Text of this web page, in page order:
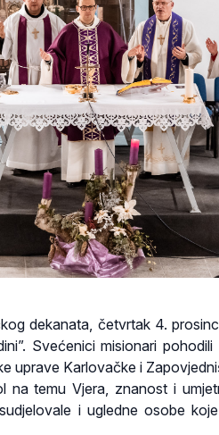
dekanata, četvrtak 4.
Svećenici misionari
uprave Karlovačke i
na temu Vjera, znanost i
i ugledne osobe